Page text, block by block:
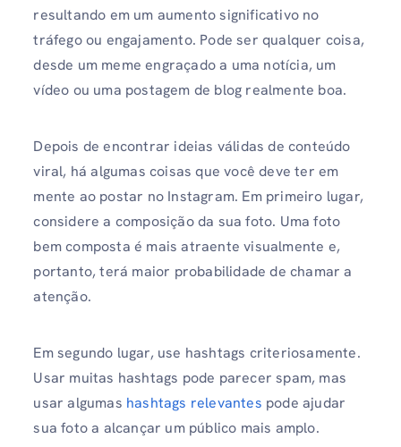
resultando em um aumento significativo no
tráfego ou engajamento. Pode ser qualquer coisa,
desde um meme engraçado a uma notícia, um
vídeo ou uma postagem de blog realmente boa.
Depois de encontrar ideias válidas de conteúdo
viral, há algumas coisas que você deve ter em
mente ao postar no Instagram. Em primeiro lugar,
considere a composição da sua foto. Uma foto
bem composta é mais atraente visualmente e,
portanto, terá maior probabilidade de chamar a
atenção.
Em segundo lugar, use hashtags criteriosamente.
Usar muitas hashtags pode parecer spam, mas
usar algumas hashtags relevantes pode ajudar
sua foto a alcançar um público mais amplo.